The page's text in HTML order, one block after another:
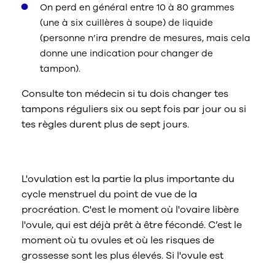
On perd en général entre 10 à 80 grammes
(une à six cuillères à soupe) de liquide
(personne n’ira prendre de mesures, mais cela
donne une indication pour changer de
tampon).
Consulte ton médecin si tu dois changer tes
tampons réguliers six ou sept fois par jour ou si
tes règles durent plus de sept jours.
L'ovulation est la partie la plus importante du
cycle menstruel du point de vue de la
procréation. C'est le moment où l'ovaire libère
l'ovule, qui est déjà prêt à être fécondé. C’est le
moment où tu ovules et où les risques de
grossesse sont les plus élevés. Si l'ovule est